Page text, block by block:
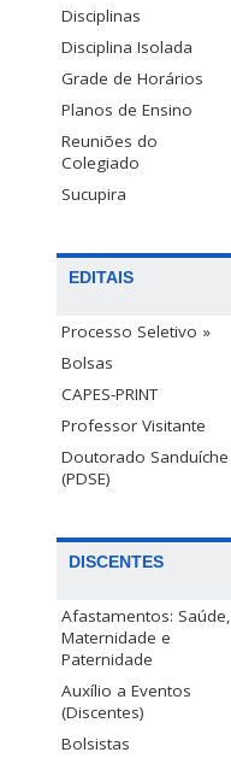
Disciplinas
Disciplina Isolada
Grade de Horários
Planos de Ensino
Reuniões do
Colegiado
Sucupira
EDITAIS
Processo Seletivo »
Bolsas
CAPES-PRINT
Professor Visitante
Doutorado Sanduíche
(PDSE)
DISCENTES
Afastamentos: Saúde,
Maternidade e
Paternidade
Auxílio a Eventos
(Discentes)
Bolsistas